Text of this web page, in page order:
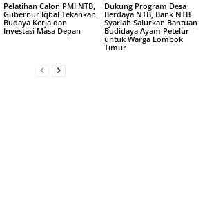
Pelatihan Calon PMI NTB,
Gubernur Iqbal Tekankan
Budaya Kerja dan
Investasi Masa Depan
Dukung Program Desa
Berdaya NTB, Bank NTB
Syariah Salurkan Bantuan
Budidaya Ayam Petelur
untuk Warga Lombok
Timur